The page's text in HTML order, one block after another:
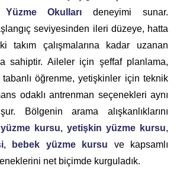
Yüzme Okulları deneyimi sunar.
seviyesinden ileri düzeye, hatta
takım çalışmalarına kadar uzanan
sahiptir. Aileler için şeffaf planlama,
öğrenme, yetişkinler için teknik
odaklı antrenman seçenekleri aynı
Bölgenin arama alışkanlıklarını
kursu, yetişkin yüzme kursu,
, bebek yüzme kursu ve kapsamlı
net biçimde kurguladık.